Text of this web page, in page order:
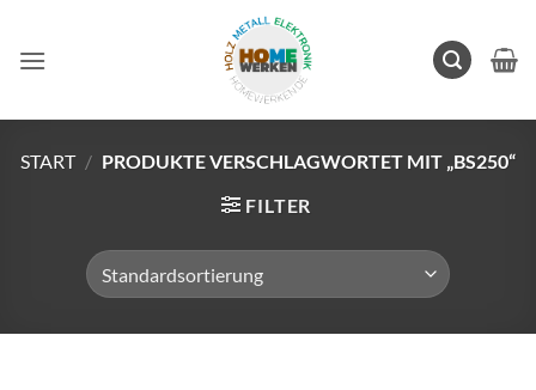
springen
START / PRODUKTE VERSCHLAGWORTET MIT „BS250“
FILTER